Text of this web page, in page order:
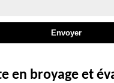
en broyage et